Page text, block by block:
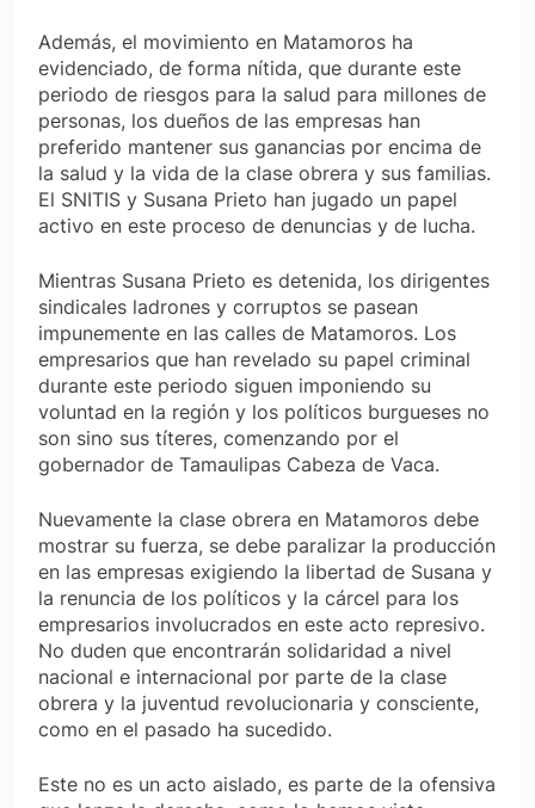
Además, el movimiento en Matamoros ha
evidenciado, de forma nítida, que durante este
periodo de riesgos para la salud para millones de
personas, los dueños de las empresas han
preferido mantener sus ganancias por encima de
la salud y la vida de la clase obrera y sus familias.
El SNITIS y Susana Prieto han jugado un papel
activo en este proceso de denuncias y de lucha.
Mientras Susana Prieto es detenida, los dirigentes
sindicales ladrones y corruptos se pasean
impunemente en las calles de Matamoros. Los
empresarios que han revelado su papel criminal
durante este periodo siguen imponiendo su
voluntad en la región y los políticos burgueses no
son sino sus títeres, comenzando por el
gobernador de Tamaulipas Cabeza de Vaca.
Nuevamente la clase obrera en Matamoros debe
mostrar su fuerza, se debe paralizar la producción
en las empresas exigiendo la libertad de Susana y
la renuncia de los políticos y la cárcel para los
empresarios involucrados en este acto represivo.
No duden que encontrarán solidaridad a nivel
nacional e internacional por parte de la clase
obrera y la juventud revolucionaria y consciente,
como en el pasado ha sucedido.
Este no es un acto aislado, es parte de la ofensiva